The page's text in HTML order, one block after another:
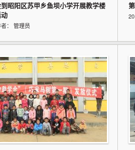
昭阳区苏甲乡鱼坝小学开展教学楼
： 管理员